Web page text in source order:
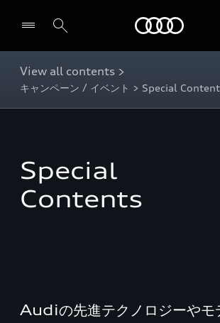
View all contents >
キャンペーン / イベント > Special
Special
Contents
Audiの先進テクノロジーやモ